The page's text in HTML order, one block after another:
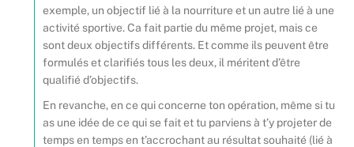
exemple, un objectif lié à la nourriture et un autre lié à une
activité sportive. Ca fait partie du même projet, mais ce
sont deux objectifs différents. Et comme ils peuvent être
formulés et clarifiés tous les deux, il méritent d’être
qualifié d’objectifs.
En revanche, en ce qui concerne ton opération, même si tu
as une idée de ce qui se fait et tu parviens à t’y projeter de
temps en temps en t’accrochant au résultat souhaité (lié à